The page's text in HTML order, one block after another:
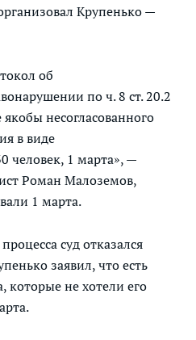
Крупенько —
об
по ч. 8 ст. 20.2
несогласованного
в виде
человек, 1 марта», —
Роман Малоземов,
1 марта.
суд отказался
заявил, что есть
которые не хотели его